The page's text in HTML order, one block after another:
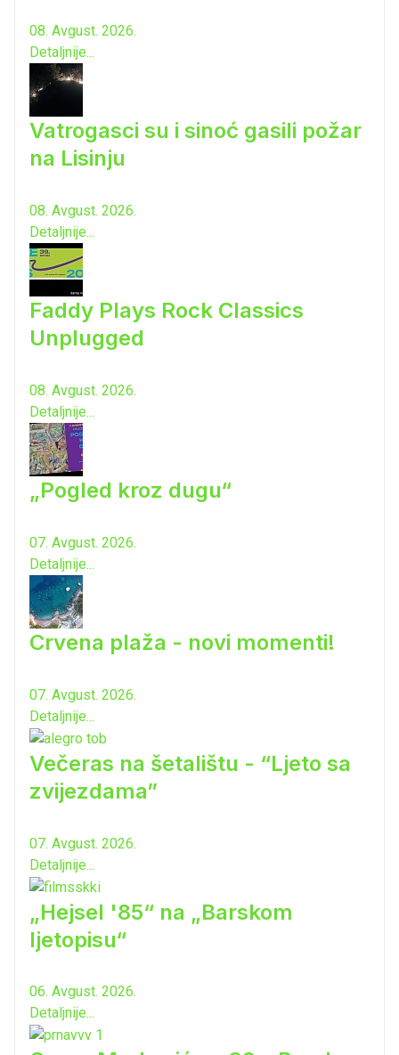
08. Avgust. 2026.
Detaljnije...
Vatrogasci su i sinoć gasili požar
na Lisinju
08. Avgust. 2026.
Detaljnije...
Faddy Plays Rock Classics
Unplugged
08. Avgust. 2026.
Detaljnije...
„Pogled kroz dugu“
07. Avgust. 2026.
Detaljnije...
Crvena plaža - novi momenti!
07. Avgust. 2026.
Detaljnije...
Večeras na šetalištu - “Ljeto sa
zvijezdama”
07. Avgust. 2026.
Detaljnije...
„Hejsel '85“ na „Barskom
ljetopisu“
06. Avgust. 2026.
Detaljnije...